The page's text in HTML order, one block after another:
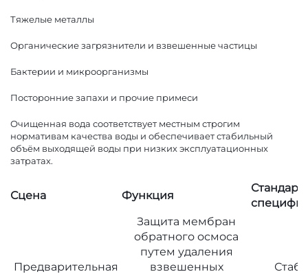
Тяжелые металлы
Органические загрязнители и взвешенные частицы
Бактерии и микроорганизмы
Посторонние запахи и прочие примеси
Очищенная вода соответствует местным строгим
нормативам качества воды и обеспечивает стабильный
объём выходящей воды при низких эксплуатационных
затратах.
Сцена Функция
Предварительная
Защита мембран
обратного осмоса
путем удаления
взвешенных